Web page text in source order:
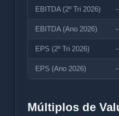
EBITDA (2º Tri 2026)
EBITDA (Ano 2026)
EPS (2º Tri 2026)
EPS (Ano 2026)
Múltiplos de